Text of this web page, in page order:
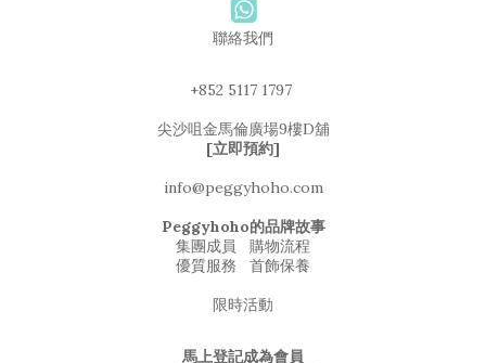
聯絡我們
+852 5117 1797
尖沙咀金馬倫廣場9樓D舖
[立即預約]
info@peggyhoho.com
Peggyhoho的品牌故事
集團成員
購物流程
優質服務
首飾保養
限時活動
馬上登記成為會員